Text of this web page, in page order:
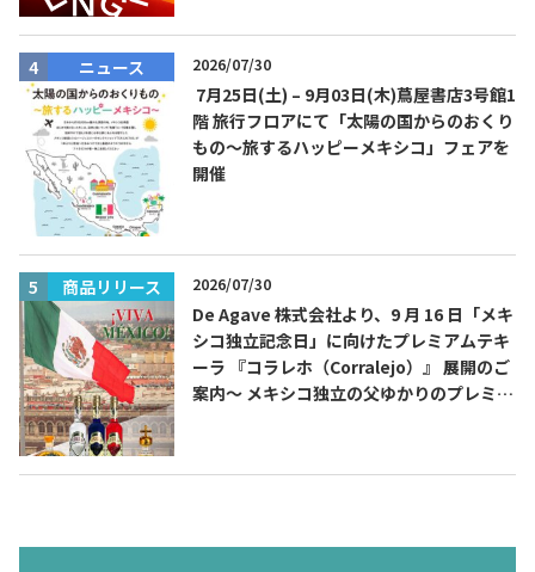
ニュース 2026/07/30
7月25日(土) – 9月03日(木)蔦屋書店3号館1
階 旅行フロアにて「太陽の国からのおくり
もの～旅するハッピーメキシコ」フェアを
開催
商品リリース 2026/07/30
De Agave 株式会社より、9 月 16 日「メキ
シコ独立記念日」に向けたプレミアムテキ
ーラ 『コラレホ（Corralejo）』 展開のご
案内〜 メキシコ独立の父ゆかりのプレミア